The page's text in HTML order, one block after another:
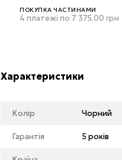
ПОКУПКА ЧАСТИНАМИ
4 платежі по 7 375.00 грн
Характеристики
Колір Чорний
Гарантія 5 років